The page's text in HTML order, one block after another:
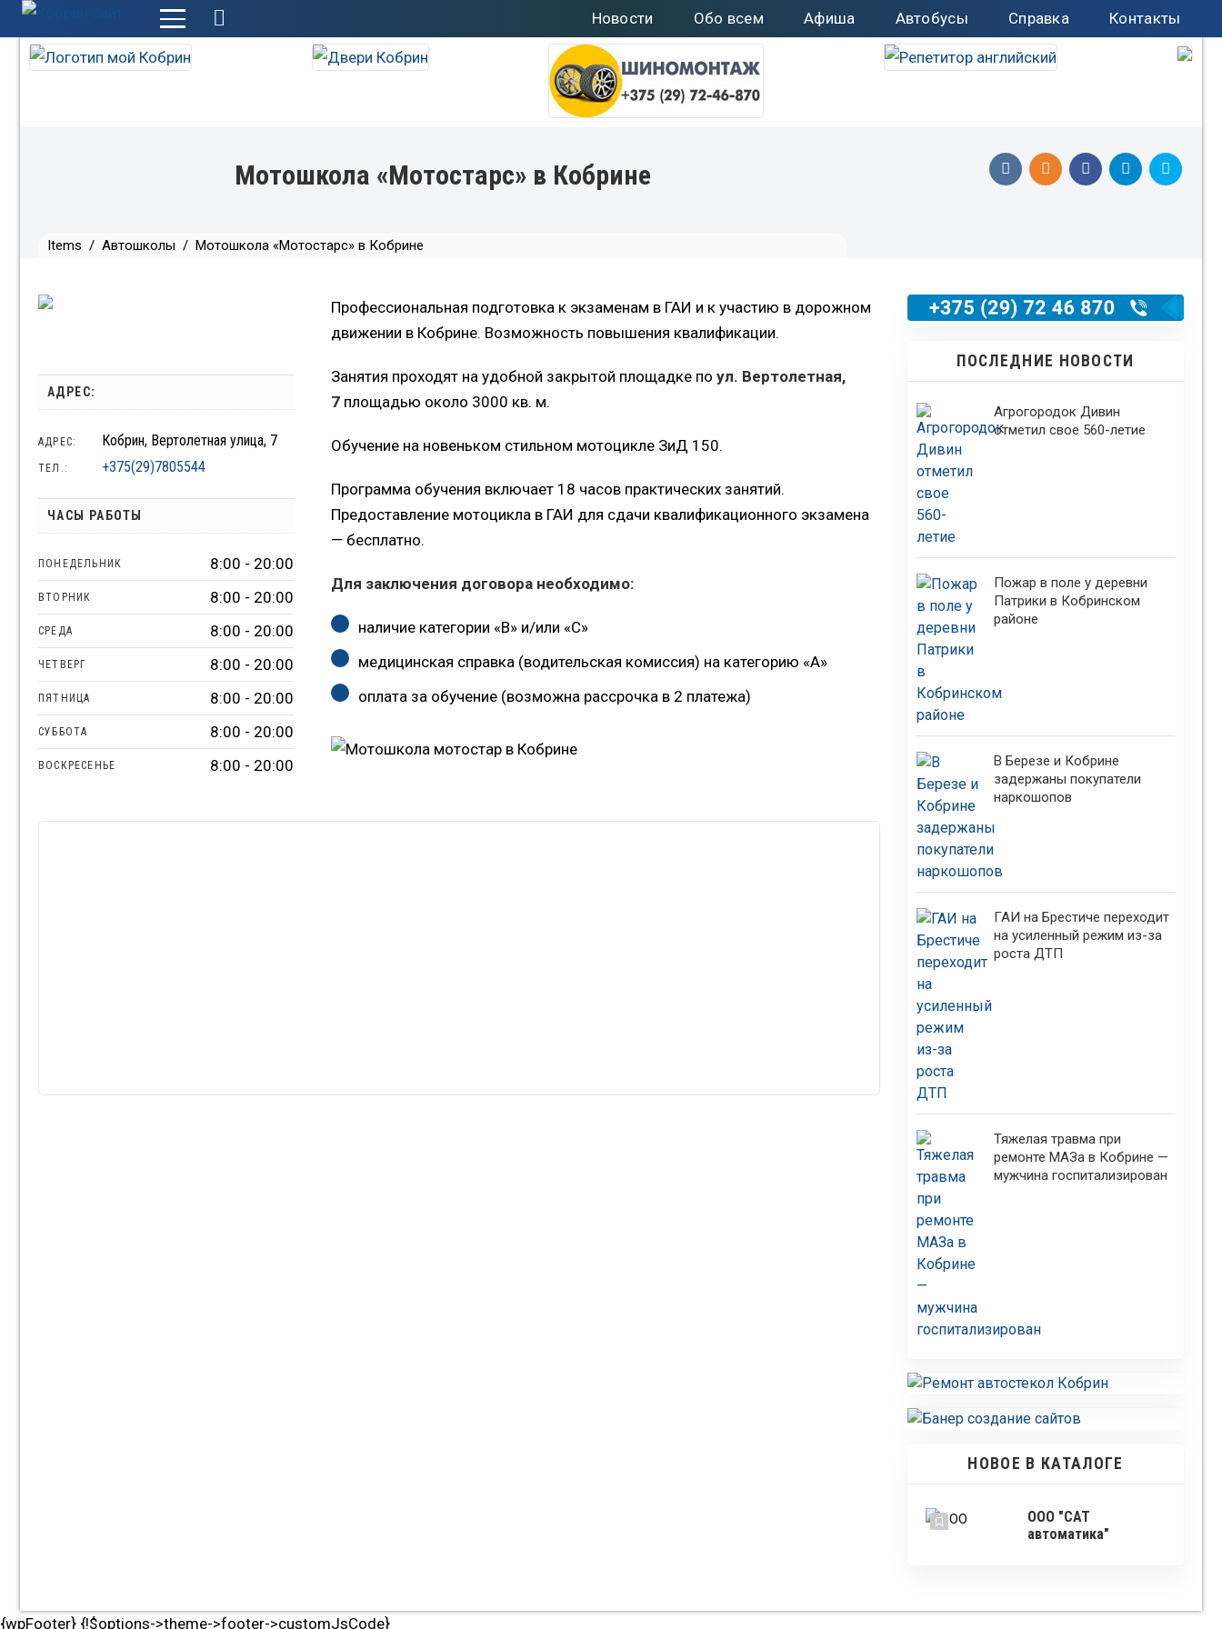
Новости Обо всем Афиша Автобусы Справка Контакты
Мотошкола «Мотостарс» в Кобрине
Items / Автошколы / Мотошкола «Мотостарс» в Кобрине
АДРЕС:
АДРЕС: Кобрин, Вертолетная улица, 7
ТЕЛ.: +375(29)7805544
ЧАСЫ РАБОТЫ
ПОНЕДЕЛЬНИК 8:00 - 20:00
ВТОРНИК 8:00 - 20:00
СРЕДА 8:00 - 20:00
ЧЕТВЕРГ 8:00 - 20:00
ПЯТНИЦА 8:00 - 20:00
СУББОТА 8:00 - 20:00
ВОСКРЕСЕНЬЕ 8:00 - 20:00
Профессиональная подготовка к экзаменам в ГАИ и к участию в дорожном
движении в Кобрине. Возможность повышения квалификации.
Занятия проходят на удобной закрытой площадке поул. Вертолетная,
7 площадью около 3000 кв. м.
Обучение на новеньком стильном мотоцикле ЗиД 150.
Программа обучения включает 18 часов практических занятий.
Предоставление мотоцикла в ГАИ для сдачи квалификационного экзамена
— бесплатно.
Для заключения договора необходимо:
наличие категории «В» и/или «С»
медицинская справка (водительская комиссия) на категорию «А»
оплата за обучение (возможна рассрочка в 2 платежа)
ПОСЛЕДНИЕ НОВОСТИ
Агрогородок Дивин
отметил свое 560-летие
Пожар в поле у деревни
Патрики в Кобринском
районе
В Березе и Кобрине
задержаны покупатели
наркошопов
ГАИ на Брестиче переходит
на усиленный режим из-за
роста ДТП
Тяжелая травма при
ремонте МАЗа в Кобрине —
мужчина госпитализирован
НОВОЕ В КАТАЛОГЕ
ООО "САТ
автоматика"
{wpFooter} {!$options->theme->footer->customJsCode}